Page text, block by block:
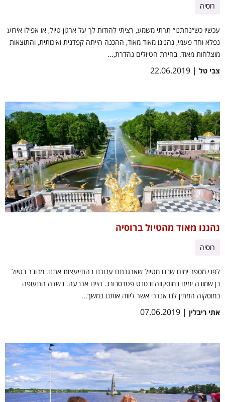
רוסיה
עכשיו כש״נחתנו״ תרתי משמע, רציתי להודות לך על ארגון טיול, או אפילו אירוע
נפלא וחד פעמי, נהנינו מאוד מאוד, ההכנה הייתה קפדנית ואיכותית, והתוצאות
מוצלחות מאוד. בחירת הטיולים נהדרת,...
צבי טל | 22.06.2019
נהננו מאוד מהטיול ברוסיה
רוסיה
לפני מספר ימים שבנו מטיול שארגנתם עבורנו בהתייעצות אתנו. מדובר בטיול
בן שמונה ימים במוסקווה ובסנט פטרסבורג. היינו ארבעה. בשדה התעופה
במוסקוה המתין לנו אנדרי אשר ליווה אותנו במשך...
אתי ריבלין | 07.06.2019